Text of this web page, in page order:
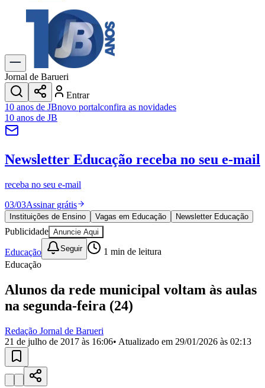
Explore Tudo
Últimas Notícias
Previsão do Tempo
Trânsito e Rotas
Dia a Dia & Lazer
Transportes
Gastronomia
Cinema & Shows
JogosNovo
Para Sua Empresa
Anuncie no Portal
Cadastrar Empresa
Divulgar Vagas
Publicidade Legal
Política
Eleições
Esportes
Saúde
Segurança
Cultura
Obras
Educação
Bairros de Barueri
Selecione sua região Para notícias da sua região
Aldeia Aldeia da Serra
Jubran
Belval
Jornal de Barueri
Entrar
10 anos de JBnovo portalconfira as novidades
10 anos de JB
Newsletter Educação receba no seu e-mail
receba no seu e-mail
03/03Assinar grátis
Instituições de Ensino Vagas em Educação Newsletter Educação
Publicidade Anuncie Aqui
Educação Seguir 1 min de leitura
Educação
Alunos da rede municipal voltam às aulas
na segunda-feira (24)
Redação Jornal de Barueri
21 de julho de 2017 às 16:06• Atualizado em 29/01/2026 às 02:13